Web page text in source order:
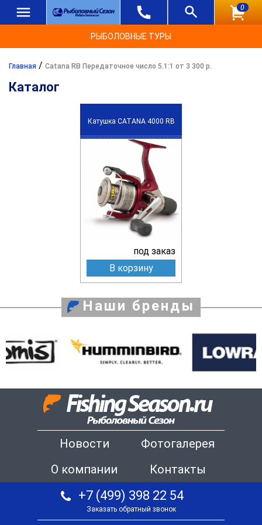
0
РЫБОЛОВНЫЕ ТУРЫ
Главная / Catana RB Передаточное число 5.1:1 от 3 300 р.
Каталог
Катушка CATANA 4000 RB
под заказ
В корзину
Наши бренды
Новости
Фотогалерея
О компании
Контакты
+7 (499) 398 22 54
Заказать обратный звонок